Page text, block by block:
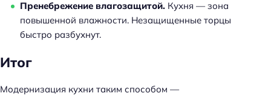
Пренебрежение влагозащитой. Кухня — зона
повышенной влажности. Незащищенные торцы
быстро разбухнут.
Итог
Модернизация кухни таким способом —